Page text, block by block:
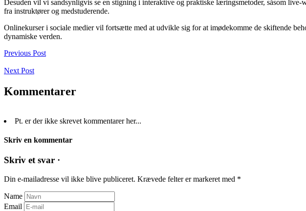
Desuden vil vi sandsynligvis se en stigning i interaktive og praktiske læringsmetoder, såsom
fra instruktører og medstuderende.
Onlinekurser i sociale medier vil fortsætte med at udvikle sig for at imødekomme de skiftende
dynamiske verden.
Previous Post
Next Post
Kommentarer
Pt. er der ikke skrevet kommentarer her...
Skriv en kommentar
Skriv et svar ·
Din e-mailadresse vil ikke blive publiceret. Krævede felter er markeret med *
Name
Email